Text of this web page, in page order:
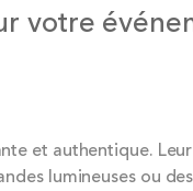
votre
et authentique.
lumineuses ou